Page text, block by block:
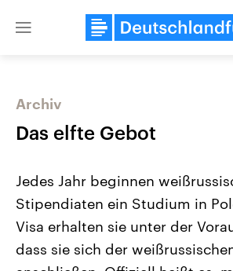
Close
Archiv
Das elfte Gebot
Jedes Jahr beginnen
Stipendiaten ein Studium in
Visa erhalten sie unter der
dass sie sich der